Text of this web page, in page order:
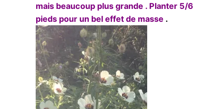
mais beaucoup plus grande . Planter 5/6
pieds pour un bel effet de masse .